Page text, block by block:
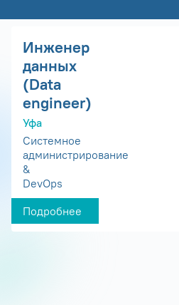
Инженер
данных
(Data
engineer)
Уфа
Системное
администрирование
&
DevOps
Подробнее